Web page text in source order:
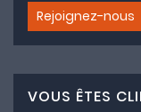
Rejoignez-nous
VOUS ÊTES